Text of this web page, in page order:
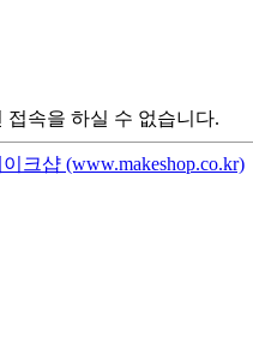
속을 하실 수 없습니다.
이크샵 (www.makeshop.co.kr)